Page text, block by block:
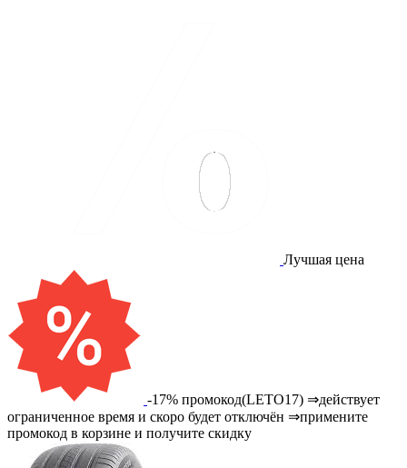
Лучшая цена
-17% промокод(LETO17) ⇒действует
ограниченное время и скоро будет отключён ⇒примените
промокод в корзине и получите скидку